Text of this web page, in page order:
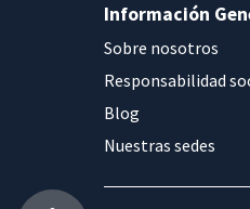
Información
Sobre nosotros
Responsabilidad
Blog
Nuestras sedes